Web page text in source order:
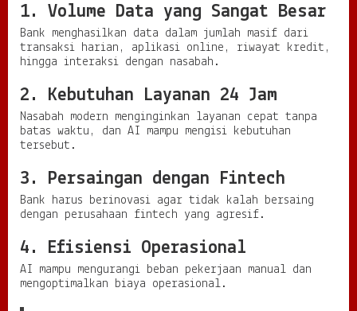
1. Volume Data yang Sangat Besar
Bank menghasilkan data dalam jumlah masif dari
transaksi harian, aplikasi online, riwayat kredit,
hingga interaksi dengan nasabah.
2. Kebutuhan Layanan 24 Jam
Nasabah modern menginginkan layanan cepat tanpa
batas waktu, dan AI mampu mengisi kebutuhan
tersebut.
3. Persaingan dengan Fintech
Bank harus berinovasi agar tidak kalah bersaing
dengan perusahaan fintech yang agresif.
4. Efisiensi Operasional
AI mampu mengurangi beban pekerjaan manual dan
mengoptimalkan biaya operasional.